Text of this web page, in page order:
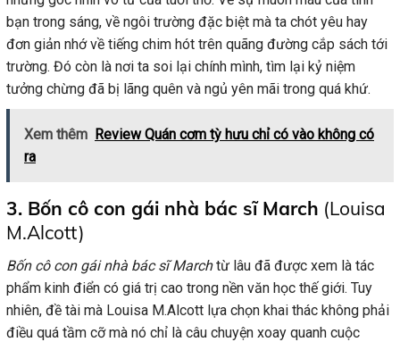
bạn trong sáng, về ngôi trường đặc biệt mà ta chót yêu hay
đơn giản nhớ về tiếng chim hót trên quãng đường cắp sách tới
trường. Đó còn là nơi ta soi lại chính mình, tìm lại kỷ niệm
tưởng chừng đã bị lãng quên và ngủ yên mãi trong quá khứ.
Xem thêm Review Quán cơm tỳ hưu chỉ có vào không có
ra
3. Bốn cô con gái nhà bác sĩ March (Louisa
M.Alcott)
Bốn cô con gái nhà bác sĩ Marchtừ lâu đã được xem là tác
phẩm kinh điển có giá trị cao trong nền văn học thế giới. Tuy
nhiên, đề tài mà Louisa M.Alcott lựa chọn khai thác không phải
điều quá tầm cỡ mà nó chỉ là câu chuyện xoay quanh cuộc